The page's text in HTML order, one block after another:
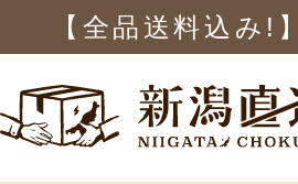
【全品送料込み!